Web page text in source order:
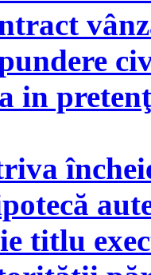
in
titlu